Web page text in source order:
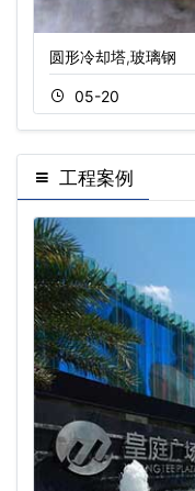
圆形冷却塔,玻璃钢
05-20
工程案例